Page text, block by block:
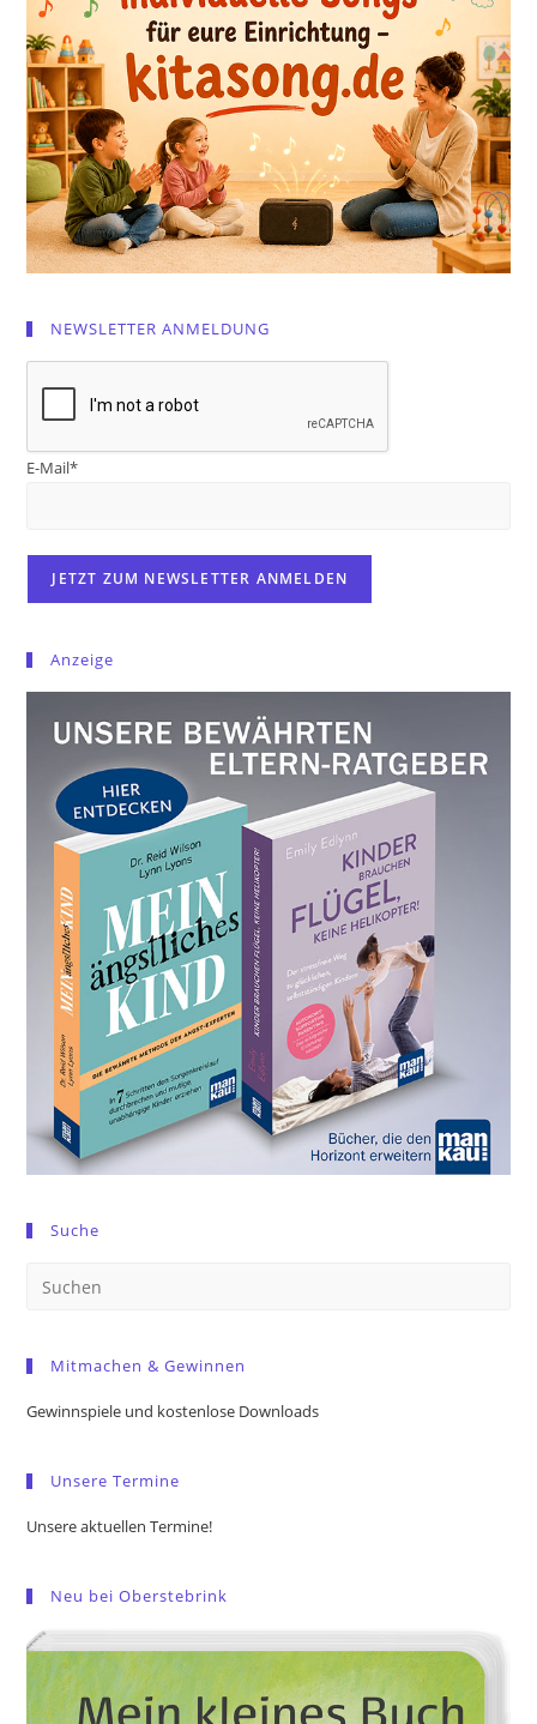
NEWSLETTER ANMELDUNG
E-Mail*
Anzeige
Suche
Mitmachen & Gewinnen
Gewinnspiele und kostenlose Downloads
Unsere Termine
Unsere aktuellen Termine!
Neu bei Oberstebrink